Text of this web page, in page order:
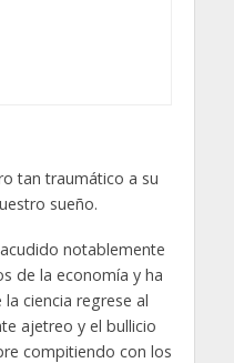
tan traumático a su
sueño.
notablemente
de la economía y ha
ciencia regrese al
ajetreo y el bullicio
compitiendo con los